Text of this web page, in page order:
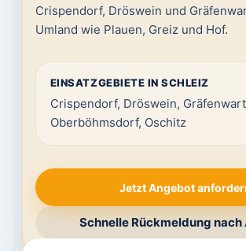
Crispendorf, Dröswein und
Umland wie Plauen, Greiz und Hof.
EINSATZGEBIETE IN SCHLEIZ
Crispendorf, Dröswein,
Oberböhmsdorf, Oschitz
Jetzt Angebot
Schnelle Rückmeldung